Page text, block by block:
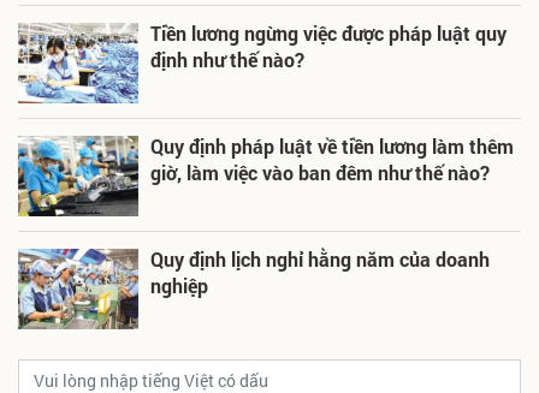
Tiền lương ngừng việc được pháp luật quy
định như thế nào?
Quy định pháp luật về tiền lương làm thêm
giờ, làm việc vào ban đêm như thế nào?
Quy định lịch nghỉ hằng năm của doanh
nghiệp